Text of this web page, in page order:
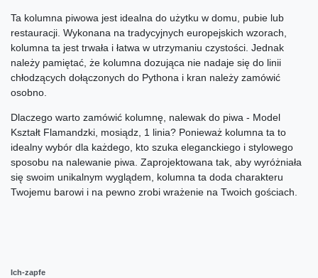
Ta kolumna piwowa jest idealna do użytku w domu, pubie lub
restauracji. Wykonana na tradycyjnych europejskich wzorach,
kolumna ta jest trwała i łatwa w utrzymaniu czystości. Jednak
należy pamiętać, że kolumna dozująca nie nadaje się do linii
chłodzących dołączonych do Pythona i kran należy zamówić
osobno.
Dlaczego warto zamówić kolumnę, nalewak do piwa - Model
Kształt Flamandzki, mosiądz, 1 linia? Ponieważ kolumna ta to
idealny wybór dla każdego, kto szuka eleganckiego i stylowego
sposobu na nalewanie piwa. Zaprojektowana tak, aby wyróżniała
się swoim unikalnym wyglądem, kolumna ta doda charakteru
Twojemu barowi i na pewno zrobi wrażenie na Twoich gościach.
Ich-zapfe